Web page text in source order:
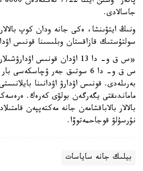
جاسالادى.
ونىڭ ايتۋىنشا، ەكى جانە ودان كوپ
سولتۇستىك قازاقستان وبلىسىنا قونىس
«س ق و- دا 13 اۋدان قونىس
س ق و- دا 6 سوتىق جەر
بەرىلەدى. قونىس اۋدارۋ اۋدانىنا
ماماندىقتى يگەرگەن بولۋى كەرەك.
بالالار بالاباقشامەن جانە مەكتەپپەن
نۇرسۇلۋ قوجاحمەتوۆا.
بيلىك جانە ساياسات